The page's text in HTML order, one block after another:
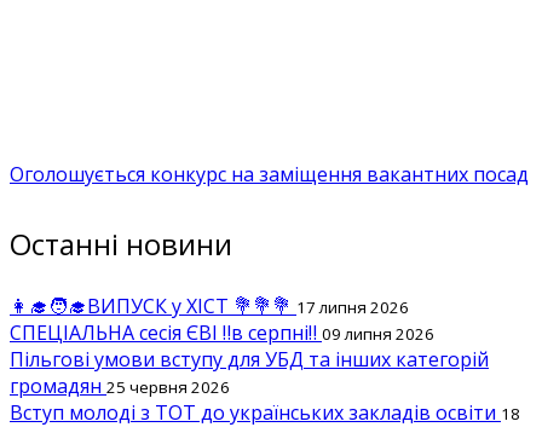
Оголошується конкурс на заміщення вакантних посад
Останні новини
👩‍🎓🧑‍🎓ВИПУСК у ХІСТ 💐💐💐 17 липня 2026
СПЕЦІАЛЬНА сесія ЄВІ ‼️в серпні‼️ 09 липня 2026
Пільгові умови вступу для УБД та інших категорій
громадян 25 червня 2026
Вступ молоді з ТОТ до українських закладів освіти 18